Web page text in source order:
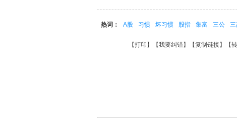
热词： A股 习惯 坏习惯 股指 集富 三公
【打印 】【我要纠错】【复制链接】【